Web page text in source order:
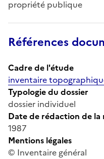
propriété publique
Références
Cadre de l'étude
inventaire
Typologie du dossier
dossier individuel
Date de rédaction de la
1987
Mentions légales
© Inventaire général